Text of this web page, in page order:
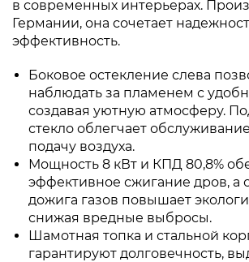
в современных интерьерах.
Германии, она сочетает
эффективность.
Боковое остекление слева
наблюдать за пламенем с
создавая уютную атмосферу.
стекло облегчает
подачу воздуха.
Мощность 8 кВт и КПД 80,8%
эффективное сжигание дров, а
дожига газов повышает
снижая вредные выбросы.
Шамотная топка и стальной
гарантируют долговечность,